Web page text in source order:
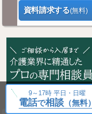
資料請求する(無料)
9～17時 平日・日曜
電話で相談（無料）